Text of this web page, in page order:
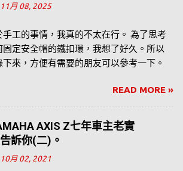
11月 08, 2025
手工的事情，我真的不太在行。 為了思考
固定安全帽的鐵扣環，我想了好久。所以
下來，方便有需要的朋友可以參考一下。
READ MORE »
AXIS Z七年車主老實
訴你(二)。
10月 02, 2021